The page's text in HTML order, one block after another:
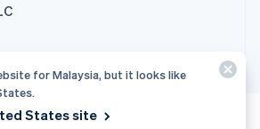
for Malaysia, but it looks like
States site